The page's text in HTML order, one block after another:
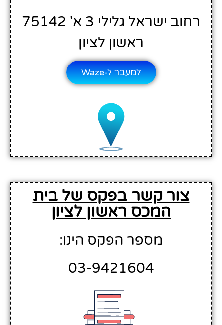
רחוב ישראל גלילי 3 א' 75142
ראשון לציון
למעבר ל-Waze
צור קשר בפקס של בית
המכס ראשון לציון
מספר הפקס הינו:
03-9421604